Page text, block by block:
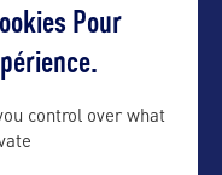
Pour
control over what